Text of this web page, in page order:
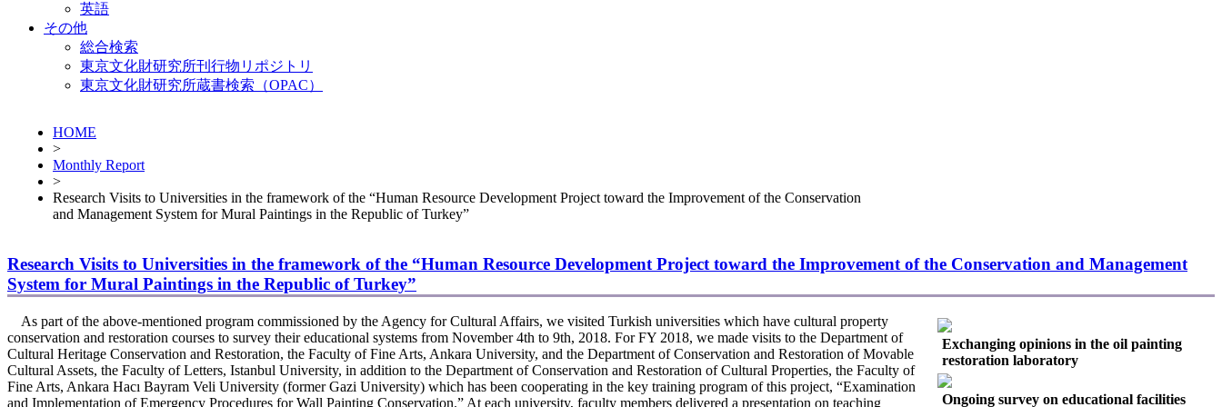
英語
その他
総合検索
東京文化財研究所刊行物リポジトリ
東京文化財研究所蔵書検索（OPAC）
HOME
>
Monthly Report
>
Research Visits to Universities in the framework of the “Human Resource Development Project toward the Improvement of the Conservation
and Management System for Mural Paintings in the Republic of Turkey”
Research Visits to Universities in the framework of the “Human Resource Development Project toward the Improvement of the Conservation and Management
System for Mural Paintings in the Republic of Turkey”
Exchanging opinions in the oil painting
restoration laboratory
Ongoing survey on educational facilities
As part of the above-mentioned program commissioned by the Agency for Cultural Affairs, we visited Turkish universities which have cultural property
conservation and restoration courses to survey their educational systems from November 4th to 9th, 2018. For FY 2018, we made visits to the Department of
Cultural Heritage Conservation and Restoration, the Faculty of Fine Arts, Ankara University, and the Department of Conservation and Restoration of Movable
Cultural Assets, the Faculty of Letters, Istanbul University, in addition to the Department of Conservation and Restoration of Cultural Properties, the Faculty of
Fine Arts, Ankara Hacı Bayram Veli University (former Gazi University) which has been cooperating in the key training program of this project, “Examination
and Implementation of Emergency Procedures for Wall Painting Conservation.” At each university, faculty members delivered a presentation on teaching